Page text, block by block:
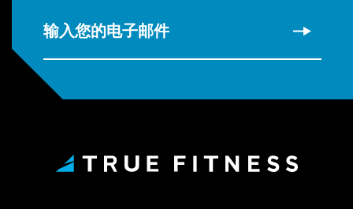
输入您的电子邮件